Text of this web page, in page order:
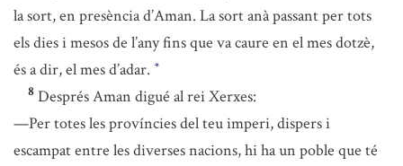
la sort, en presència d’Aman. La sort anà passant per tots
els dies i mesos de l’any fins que va caure en el mes dotzè,
és a dir, el mes d’adar. *
8 Després Aman digué al rei Xerxes:
—Per totes les províncies del teu imperi, dispers i
escampat entre les diverses nacions, hi ha un poble que té